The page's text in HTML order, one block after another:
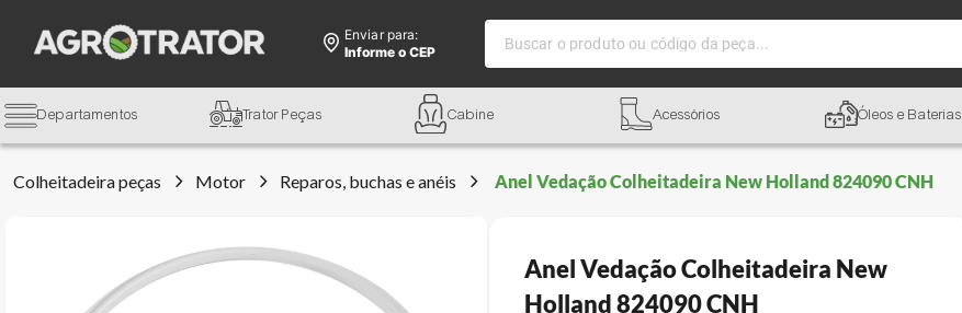
Enviar para:
Informe o CEP
Buscar o produto ou código da peça...
Departamentos Trator Peças Cabine Acessórios Óleos e Baterias
Colheitadeira peças Motor Reparos, buchas e anéis Anel Vedação Colheitadeira New Holland 824090 CNH
Anel Vedação Colheitadeira New
Holland 824090 CNH